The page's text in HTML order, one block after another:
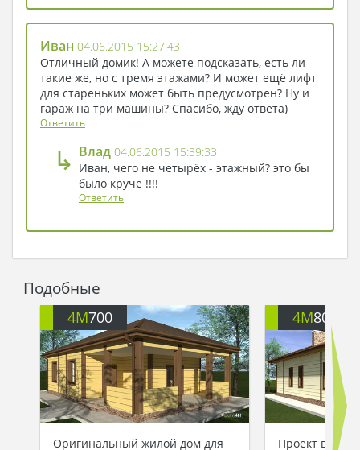
Иван 04.06.2015 15:27:43
Отличный домик! А можете подсказать, есть ли
такие же, но с тремя этажами? И может ещё лифт
для стареньких может быть предусмотрен? Ну и
гараж на три машины? Спасибо, жду ответа)
Ответить
↳ Влад 04.06.2015 15:39:33
Иван, чего не четырёх - этажный? это бы
было круче !!!!
Ответить
Подобные
4M700
Оригинальный жилой дом для
4M803
Проект